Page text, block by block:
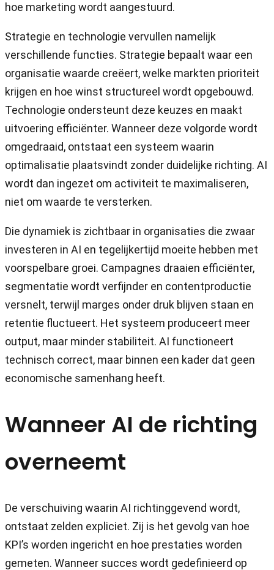
hoe marketing wordt aangestuurd.
Strategie en technologie vervullen namelijk
verschillende functies. Strategie bepaalt waar een
organisatie waarde creëert, welke markten prioriteit
krijgen en hoe winst structureel wordt opgebouwd.
Technologie ondersteunt deze keuzes en maakt
uitvoering efficiënter. Wanneer deze volgorde wordt
omgedraaid, ontstaat een systeem waarin
optimalisatie plaatsvindt zonder duidelijke richting. AI
wordt dan ingezet om activiteit te maximaliseren,
niet om waarde te versterken.
Die dynamiek is zichtbaar in organisaties die zwaar
investeren in AI en tegelijkertijd moeite hebben met
voorspelbare groei. Campagnes draaien efficiënter,
segmentatie wordt verfijnder en contentproductie
versnelt, terwijl marges onder druk blijven staan en
retentie fluctueert. Het systeem produceert meer
output, maar minder stabiliteit. AI functioneert
technisch correct, maar binnen een kader dat geen
economische samenhang heeft.
Wanneer AI de richting
overneemt
De verschuiving waarin AI richtinggevend wordt,
ontstaat zelden expliciet. Zij is het gevolg van hoe
KPI’s worden ingericht en hoe prestaties worden
gemeten. Wanneer succes wordt gedefinieerd op